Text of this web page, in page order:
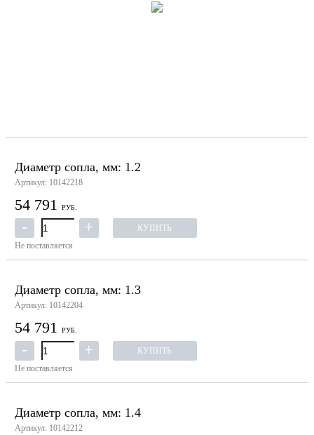
Диаметр сопла, мм: 1.2
Артикул: 10142218
54 791 РУБ.
КУПИТЬ
Не поставляется
Диаметр сопла, мм: 1.3
Артикул: 10142204
54 791 РУБ.
КУПИТЬ
Не поставляется
Диаметр сопла, мм: 1.4
Артикул: 10142212